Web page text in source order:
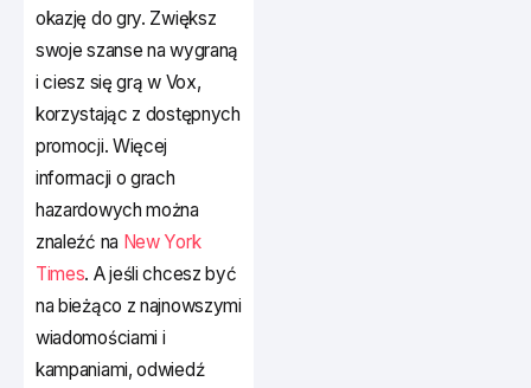
okazję do gry. Zwiększ
swoje szanse na wygraną
i ciesz się grą w Vox,
korzystając z dostępnych
promocji. Więcej
informacji o grach
hazardowych można
znaleźć na New York
Times. A jeśli chcesz być
na bieżąco z najnowszymi
wiadomościami i
kampaniami, odwiedź